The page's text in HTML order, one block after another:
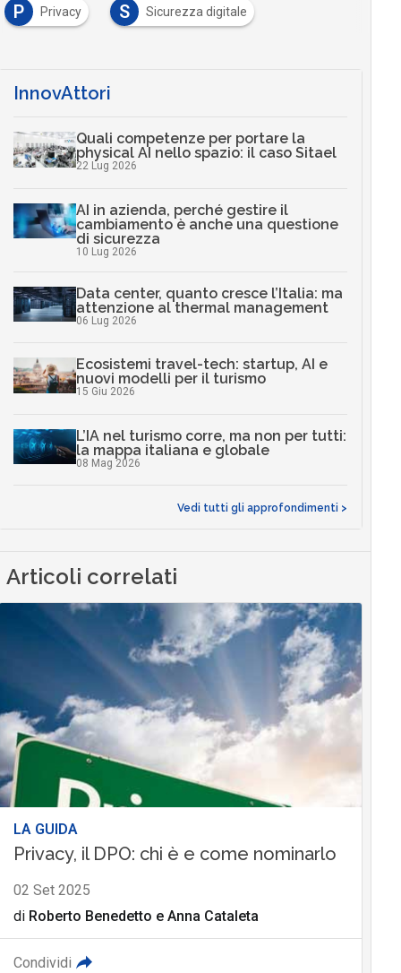
P
Privacy S Sicurezza digitale
InnovAttori
Quali competenze per portare la
physical AI nello spazio: il caso Sitael
22 Lug 2026
AI in azienda, perché gestire il
cambiamento è anche una questione
di sicurezza
10 Lug 2026
Data center, quanto cresce l’Italia: ma
attenzione al thermal management
06 Lug 2026
Ecosistemi travel-tech: startup, AI e
nuovi modelli per il turismo
15 Giu 2026
L’IA nel turismo corre, ma non per tutti:
la mappa italiana e globale
08 Mag 2026
Vedi tutti gli approfondimenti >
Articoli correlati
LA GUIDA
Privacy, il DPO: chi è e come nominarlo
02 Set 2025
di Roberto Benedetto e Anna Cataleta
Condividi